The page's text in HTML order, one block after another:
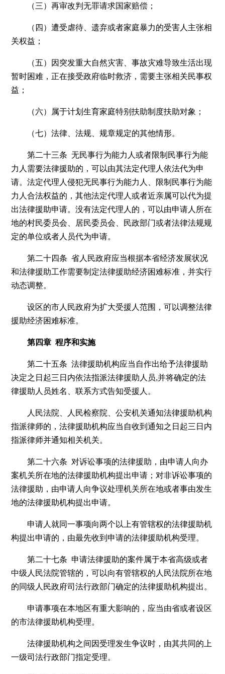
（三）再审改判无罪请求国家赔偿；
（四）遭受虐待、遗弃或者家庭暴力的受害人主张相
关权益；
（五）因突发重大自然灾害、事故灾难导致生活出现
暂时困难，正在接受政府临时救济，需要主张相关民事权
益；
（六）属于计划生育家庭特别扶助制度扶助对象；
（七）法律、法规、规章规定的其他情形。
第二十三条 无民事行为能力人或者限制民事行为能
力人需要法律援助的，可以由其法定代理人依法代为申
请。法定代理人侵犯无民事行为能力人、限制民事行为能
力人合法权益的，其他法定代理人或者近亲属可以代为提
出法律援助申请。没有法定代理人的，可以由申请人所在
地的村民委员会、居民委员会、民政部门或者法律法规规
定的单位或者人员代为申请。
第二十四条 省人民政府应当根据本省经济发展状况
和法律援助工作需要制定法律援助经济困难标准，并实行
动态调整。
设区的市人民政府为扩大受援人范围，可以调整法律
援助经济困难标准。
第四章 程序和实施
第二十五条 法律援助机构应当自作出给予法律援助
决定之日起三日内依法指派法律援助人员,并将确定的法
律援助人员姓名、联系方式告知受援人。
人民法院、人民检察院、公安机关通知法律援助机构
指派律师的，法律援助机构应当自收到通知之日起三日内
指派律师并通知相关机关。
第二十六条 对诉讼事项的法律援助，由申请人向办
案机关所在地的法律援助机构提出申请；对非诉讼事项的
法律援助，由申请人向争议处理机关所在地或者事由发生
地的法律援助机构提出申请。
申请人就同一事项向两个以上有管辖权的法律援助机
构提出申请的，由最先收到申请的法律援助机构受理。
第二十七条 申请法律援助的案件属于本省高级或者
中级人民法院管辖的，可以向有管辖权的人民法院所在地
的同级人民政府司法行政部门确定的法律援助机构提出。
申请事项在本地区有重大影响的，应当由省或者设区
的市法律援助机构受理。
法律援助机构之间因受理发生争议时，由其共同的上
一级司法行政部门指定受理。